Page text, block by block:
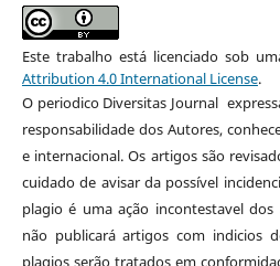
Este trabalho está licenciado sob
Attribution 4.0 International License.
O periodico Diversitas Journal
responsabilidade dos Autores,
e internacional. Os artigos são
cuidado de avisar da possível
plagio é uma ação incontestavel dos
não publicará artigos com indicios
plagios serão tratados em